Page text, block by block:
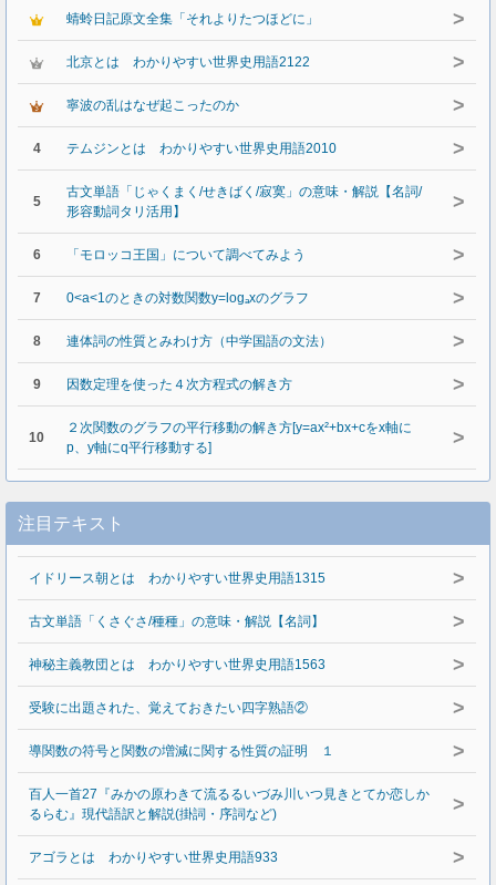
蜻蛉日記原文全集「それよりたつほどに」 >
北京とは わかりやすい世界史用語2122 >
寧波の乱はなぜ起こったのか >
4 テムジンとは わかりやすい世界史用語2010 >
5
古文単語「じゃくまく/せきばく/寂寞」の意味・解説【名詞/
形容動詞タリ活用】
>
6 「モロッコ王国」について調べてみよう >
7 0<a<1のときの対数関数y=logₐxのグラフ >
8 連体詞の性質とみわけ方（中学国語の文法） >
9 因数定理を使った４次方程式の解き方 >
10
２次関数のグラフの平行移動の解き方[y=ax²+bx+cをx軸に
p、y軸にq平行移動する]
>
注目テキスト
イドリース朝とは わかりやすい世界史用語1315 >
古文単語「くさぐさ/種種」の意味・解説【名詞】 >
神秘主義教団とは わかりやすい世界史用語1563 >
受験に出題された、覚えておきたい四字熟語② >
導関数の符号と関数の増減に関する性質の証明 １ >
百人一首27『みかの原わきて流るるいづみ川いつ見きとてか恋しか
るらむ』現代語訳と解説(掛詞・序詞など)
>
アゴラとは わかりやすい世界史用語933 >